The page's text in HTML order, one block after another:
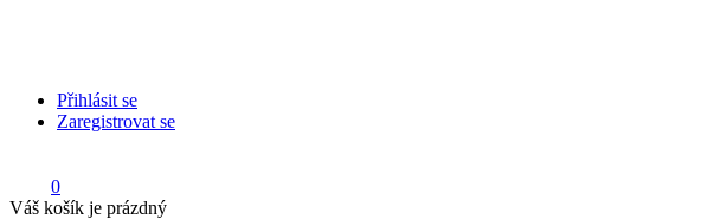
Přihlásit se
Zaregistrovat se
0
Váš košík je prázdný